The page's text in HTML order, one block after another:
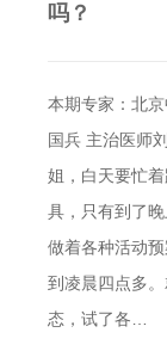
吗？
本期专家：北
国兵 主治医师
姐，白天要忙
具，只有到了
做着各种活动
到凌晨四点多
态，试了各…